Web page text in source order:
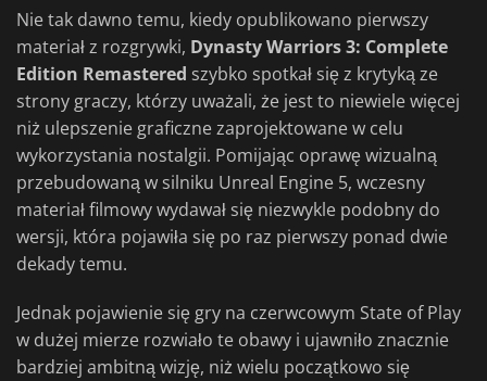
Nie tak dawno temu, kiedy opublikowano pierwszy
materiał z rozgrywki, Dynasty Warriors 3: Complete
Edition Remastered szybko spotkał się z krytyką ze
strony graczy, którzy uważali, że jest to niewiele więcej
niż ulepszenie graficzne zaprojektowane w celu
wykorzystania nostalgii. Pomijając oprawę wizualną
przebudowaną w silniku Unreal Engine 5, wczesny
materiał filmowy wydawał się niezwykle podobny do
wersji, która pojawiła się po raz pierwszy ponad dwie
dekady temu.
Jednak pojawienie się gry na czerwcowym State of Play
w dużej mierze rozwiało te obawy i ujawniło znacznie
bardziej ambitną wizję, niż wielu początkowo się